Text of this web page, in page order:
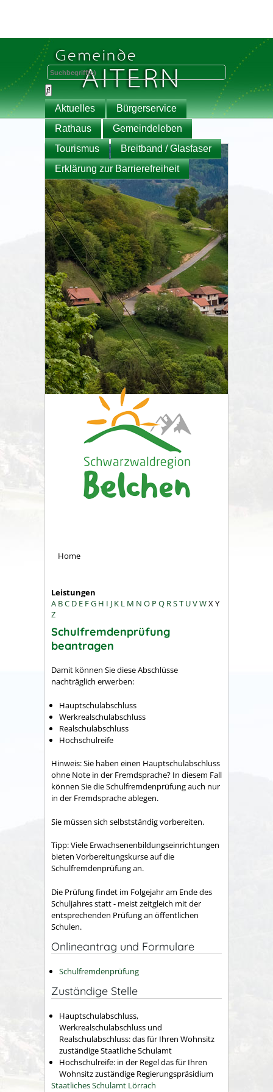
Aktuelles
Bürgerservice
Rathaus
Gemeindeleben
Tourismus
Breitband / Glasfaser
Erklärung zur Barrierefreiheit
Home
Leistungen
A BC D E FG H I J K L M N O P Q RST UVWXY
Z
Schulfremdenprüfung
beantragen
Damit können Sie diese Abschlüsse
nachträglich erwerben:
Hauptschulabschluss
Werkrealschulabschluss
Realschulabschluss
Hochschulreife
Hinweis:Sie haben einen Hauptschulabschluss
ohne Note in der Fremdsprache? In diesem Fall
können Sie die Schulfremdenprüfung auch nur
in der Fremdsprache ablegen.
Sie müssen sich selbstständig vorbereiten.
Tipp:Viele Erwachsenenbildungseinrichtungen
bieten Vorbereitungskurse auf die
Schulfremdenprüfung an.
Die Prüfung findet im Folgejahr am Ende des
Schuljahres statt - meist zeitgleich mit der
entsprechenden Prüfung an öffentlichen
Schulen.
Onlineantrag und Formulare
Schulfremdenprüfung
Zuständige Stelle
Hauptschulabschluss,
Werkrealschulabschluss und
Realschulabschluss: das für Ihren Wohnsitz
zuständige Staatliche Schulamt
Hochschulreife: in der Regel das für Ihren
Wohnsitz zuständige Regierungspräsidium
Staatliches Schulamt Lörrach